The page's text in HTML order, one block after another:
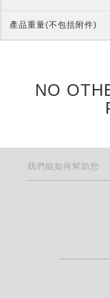
產品重量(不包括附件)
NO
我們能如何幫助您